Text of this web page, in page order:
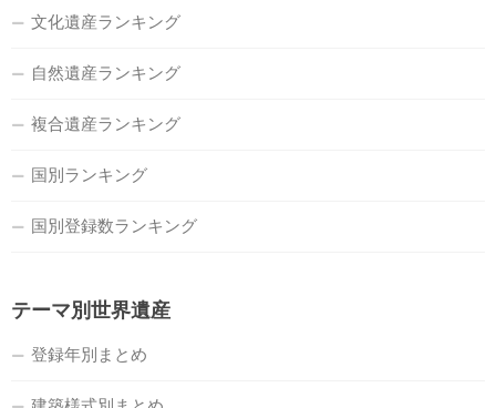
文化遺産ランキング
自然遺産ランキング
複合遺産ランキング
国別ランキング
国別登録数ランキング
テーマ別世界遺産
登録年別まとめ